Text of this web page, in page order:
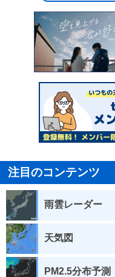
注目のコンテンツ
雨雲レーダー
天気図
PM2.5分布予測